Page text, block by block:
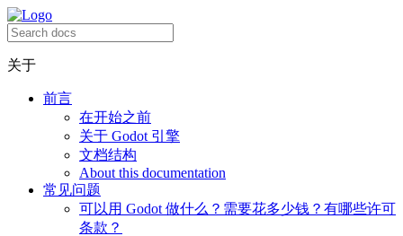
关于
前言
在开始之前
关于 Godot 引擎
文档结构
About this documentation
常见问题
可以用 Godot 做什么？需要花多少钱？有哪些许可
条款？